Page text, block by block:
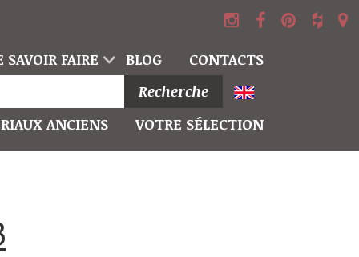
SAVOIR FAIRE BLOG
CONTACTS
Recherche
ANCIENS
VOTRE SÉLECTION